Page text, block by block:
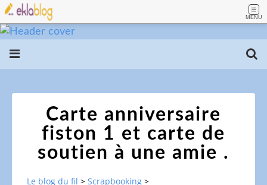
MENU
Carte anniversaire
fiston 1 et carte de
soutien à une amie .
Le blog du fil > Scrapbooking >